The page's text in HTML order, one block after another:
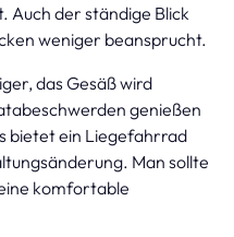
Auch der ständige Blick
weniger beansprucht.
das Gesäß wird
genießen
bietet ein Liegefahrrad
Man sollte
komfortable